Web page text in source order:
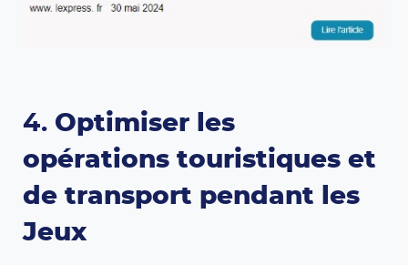
4. Optimiser les
opérations touristiques et
de transport pendant les
Jeux